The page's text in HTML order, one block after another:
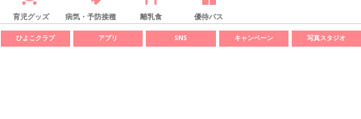
育児グッズ 病気・予防接種 離乳食 優待パス
ひよこクラブ アプリ SNS キャンペーン 写真スタジオ